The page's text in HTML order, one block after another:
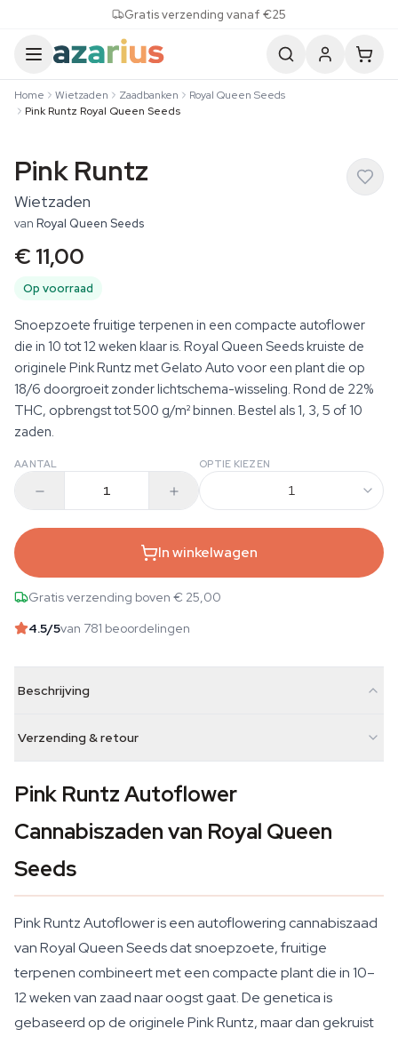
Gratis verzending vanaf €25
Home Wietzaden Zaadbanken
Royal Queen Seeds
Pink Runtz Royal Queen Seeds
Pink Runtz
Wietzaden
van Royal Queen Seeds
€ 11,00
Op voorraad
Snoepzoete fruitige terpenen in een compacte autoflower
die in 10 tot 12 weken klaar is. Royal Queen Seeds kruiste de
originele Pink Runtz met Gelato Auto voor een plant die op
18/6 doorgroeit zonder lichtschema-wisseling. Rond de 22%
THC, opbrengst tot 500 g/m² binnen. Bestel als 1, 3, 5 of 10
zaden.
AANTAL OPTIE KIEZEN
1
In winkelwagen
Gratis verzending boven € 25,00
4.5/5van 781 beoordelingen
Beschrijving
Verzending & retour
Pink Runtz Autoflower
Cannabiszaden van Royal Queen
Seeds
Pink Runtz Autoflower is een autoflowering cannabiszaad
van Royal Queen Seeds dat snoepzoete, fruitige
terpenen combineert met een compacte plant die in 10–
12 weken van zaad naar oogst gaat. De genetica is
gebaseerd op de originele Pink Runtz, maar dan gekruist